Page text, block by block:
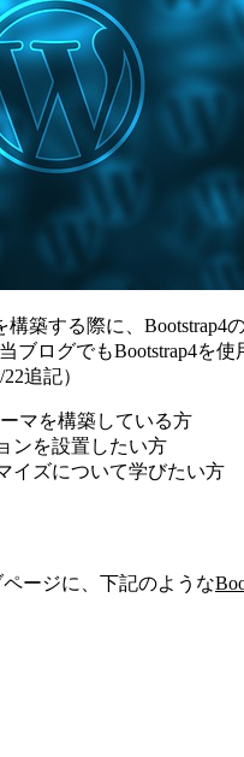
築する際に、Bootstrap4の
ブログでもBootstrap4を
追記）
ーマを構築している方
ンを設置したい方
イズについて学びたい方
ージに、下記のような